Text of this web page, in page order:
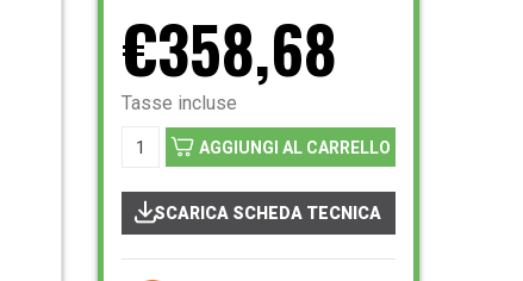
€358,68
Tasse incluse
AGGIUNGI AL CARRELLO
SCARICA SCHEDA TECNICA